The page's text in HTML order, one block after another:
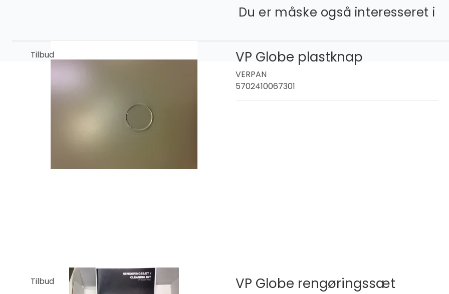
Du er måske også interesseret i
Tilbud VP Globe plastknap
VERPAN
5702410067301
Tilbud VP Globe rengøringssæt